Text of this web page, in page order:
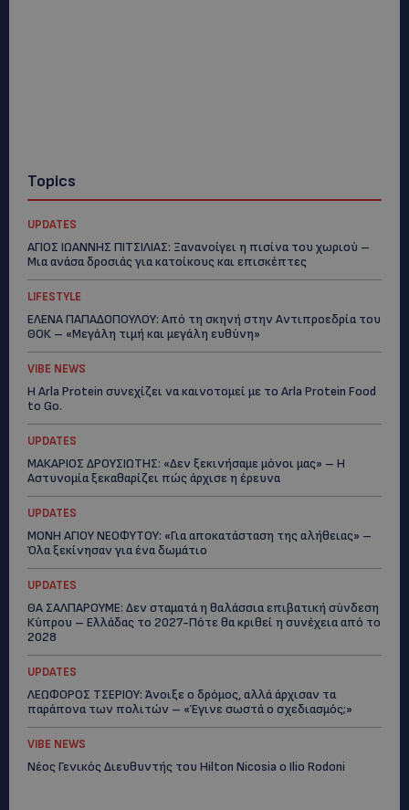
Topics
UPDATES
ΑΓΙΟΣ ΙΩΑΝΝΗΣ ΠΙΤΣΙΛΙΑΣ: Ξανανοίγει η πισίνα του χωριού –
Μια ανάσα δροσιάς για κατοίκους και επισκέπτες
LIFESTYLE
ΕΛΕΝΑ ΠΑΠΑΔΟΠΟΥΛΟΥ: Από τη σκηνή στην Αντιπροεδρία του
ΘΟΚ – «Μεγάλη τιμή και μεγάλη ευθύνη»
VIBE NEWS
Η Arla Protein συνεχίζει να καινοτομεί με το Arla Protein Food
to Go.
UPDATES
ΜΑΚΑΡΙΟΣ ΔΡΟΥΣΙΩΤΗΣ: «Δεν ξεκινήσαμε μόνοι μας» – Η
Αστυνομία ξεκαθαρίζει πώς άρχισε η έρευνα
UPDATES
ΜΟΝΗ ΑΓΙΟΥ ΝΕΟΦΥΤΟΥ: «Για αποκατάσταση της αλήθειας» –
Όλα ξεκίνησαν για ένα δωμάτιο
UPDATES
ΘΑ ΣΑΛΠΑΡΟΥΜΕ: Δεν σταματά η θαλάσσια επιβατική σύνδεση
Κύπρου – Ελλάδας το 2027-Πότε θα κριθεί η συνέχεια από το
2028
UPDATES
ΛΕΩΦΟΡΟΣ ΤΣΕΡΙΟΥ: Άνοιξε ο δρόμος, αλλά άρχισαν τα
παράπονα των πολιτών – «Έγινε σωστά ο σχεδιασμός;»
VIBE NEWS
Νέος Γενικός Διευθυντής του Hilton Nicosia ο Ilio Rodoni